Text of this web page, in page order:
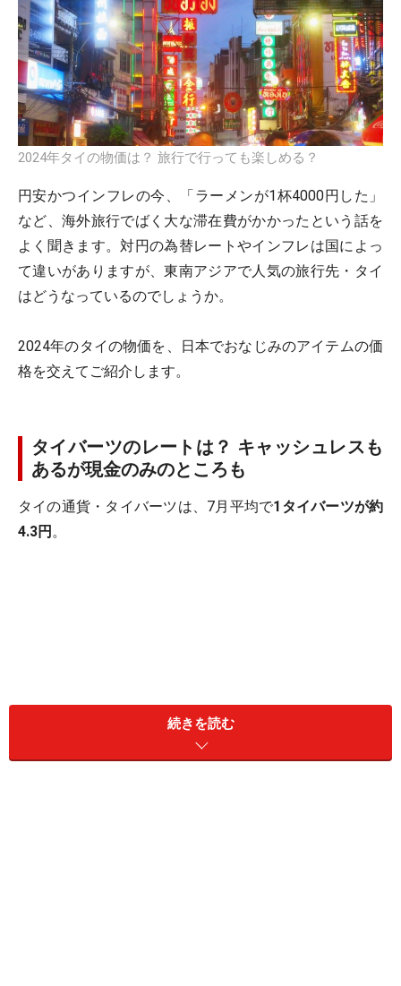
2024年タイの物価は？ 旅行で行っても楽しめる？
円安かつインフレの今、「ラーメンが1杯4000円した」
など、海外旅行でばく大な滞在費がかかったという話を
よく聞きます。対円の為替レートやインフレは国によっ
て違いがありますが、東南アジアで人気の旅行先・タイ
はどうなっているのでしょうか。
2024年のタイの物価を、日本でおなじみのアイテムの価
格を交えてご紹介します。
タイバーツのレートは？ キャッシュレスも
あるが現金のみのところも
タイの通貨・タイバーツは、7月平均で1タイバーツが約
4.3円 。
続きを読む